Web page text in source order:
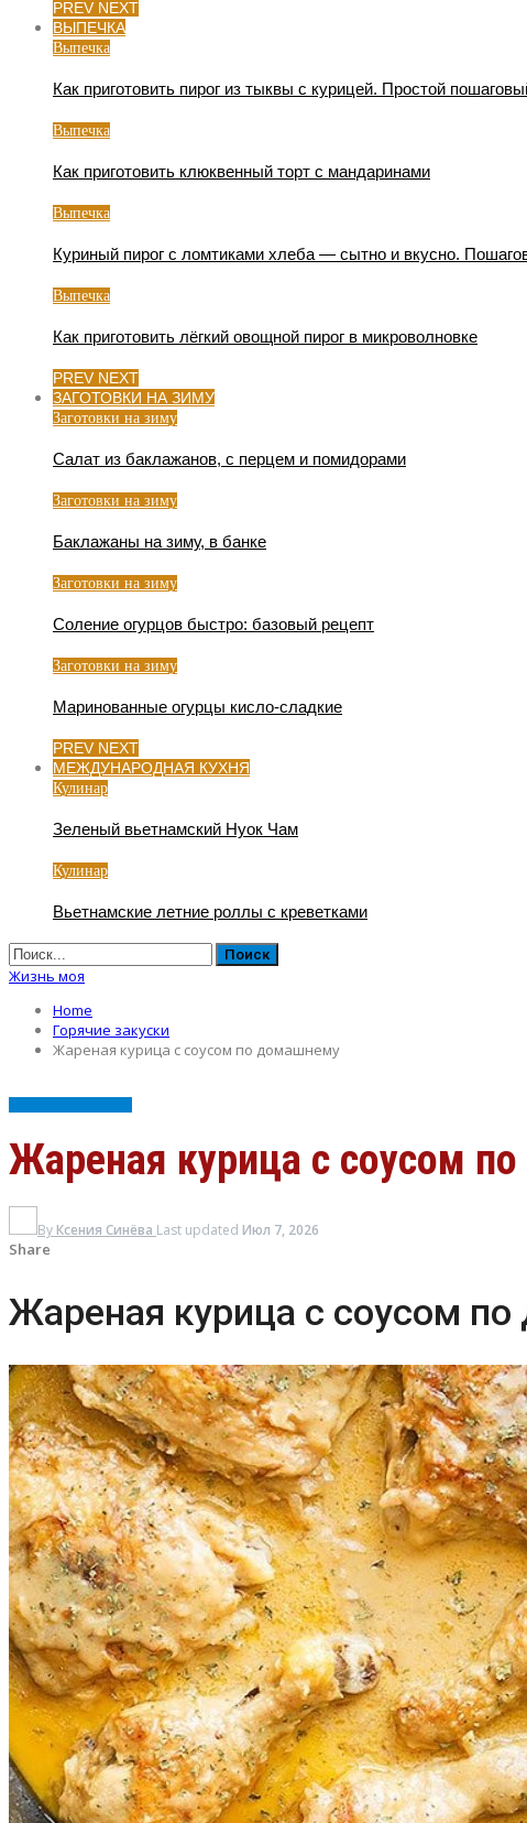
PREV NEXT
ВЫПЕЧКА
Выпечка
Как приготовить пирог из тыквы с курицей. Простой
Выпечка
Как приготовить клюквенный торт с мандаринами
Выпечка
Куриный пирог с ломтиками хлеба — сытно и вкусно.
Выпечка
Как приготовить лёгкий овощной пирог в микроволновке
PREV NEXT
ЗАГОТОВКИ НА ЗИМУ
Заготовки на зиму
Салат из баклажанов, с перцем и помидорами
Заготовки на зиму
Баклажаны на зиму, в банке
Заготовки на зиму
Соление огурцов быстро: базовый рецепт
Заготовки на зиму
Маринованные огурцы кисло-сладкие
PREV NEXT
МЕЖДУНАРОДНАЯ КУХНЯ
Кулинар
Зеленый вьетнамский Нуок Чам
Кулинар
Вьетнамские летние роллы с креветками
Жизнь моя
Home
Горячие закуски
Жареная курица с соусом по домашнему
Жареная курица с соусом
ByКсения Синёва Last updated Июл 7, 2026
Share
Жареная курица с соусом